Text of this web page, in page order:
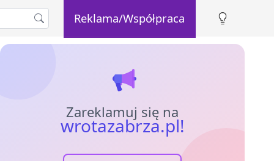
Reklama/Współpraca
Zareklamuj się na
wrotazabrza.pl!